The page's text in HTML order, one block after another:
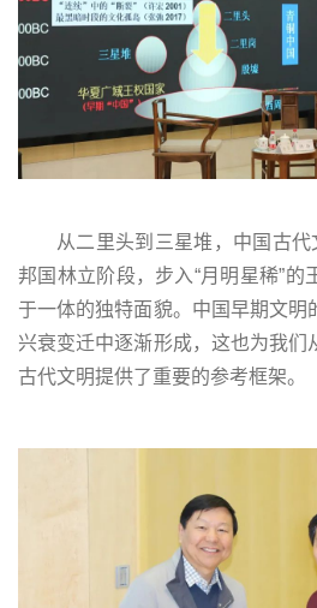
从二里头到三星堆，中国古代
邦国林立阶段，步入“月明星稀”的
于一体的独特面貌。中国早期文明
兴衰变迁中逐渐形成，这也为我们
古代文明提供了重要的参考框架。